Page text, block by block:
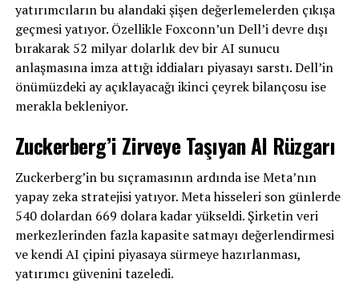
yatırımcıların bu alandaki şişen değerlemelerden çıkışa
geçmesi yatıyor. Özellikle Foxconn’un Dell’i devre dışı
bırakarak 52 milyar dolarlık dev bir AI sunucu
anlaşmasına imza attığı iddiaları piyasayı sarstı. Dell’in
önümüzdeki ay açıklayacağı ikinci çeyrek bilançosu ise
merakla bekleniyor.
Zuckerberg’i Zirveye Taşıyan AI Rüzgarı
Zuckerberg’in bu sıçramasının ardında ise Meta’nın
yapay zeka stratejisi yatıyor. Meta hisseleri son günlerde
540 dolardan 669 dolara kadar yükseldi. Şirketin veri
merkezlerinden fazla kapasite satmayı değerlendirmesi
ve kendi AI çipini piyasaya sürmeye hazırlanması,
yatırımcı güvenini tazeledi.